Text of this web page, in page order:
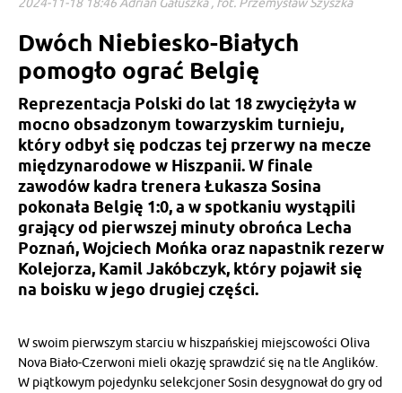
Dwóch Niebiesko-Białych
pomogło ograć Belgię
Reprezentacja Polski do lat 18 zwyciężyła w
mocno obsadzonym towarzyskim turnieju,
który odbył się podczas tej przerwy na mecze
międzynarodowe w Hiszpanii. W finale
zawodów kadra trenera Łukasza Sosina
pokonała Belgię 1:0, a w spotkaniu wystąpili
grający od pierwszej minuty obrońca Lecha
Poznań, Wojciech Mońka oraz napastnik rezerw
Kolejorza, Kamil Jakóbczyk, który pojawił się
na boisku w jego drugiej części.
W swoim pierwszym starciu w hiszpańskiej miejscowości Oliva
Nova Biało-Czerwoni mieli okazję sprawdzić się na tle Anglików.
W piątkowym pojedynku selekcjoner Sosin desygnował do gry od